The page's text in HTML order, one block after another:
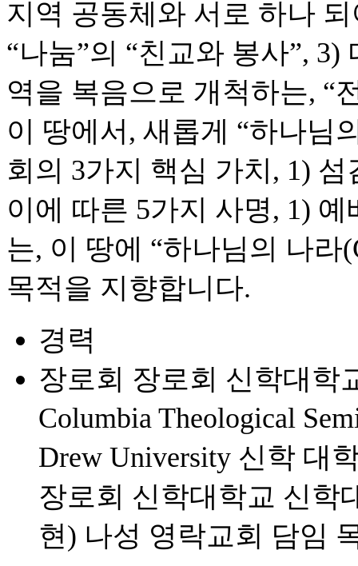
지역 공동체와 서로 하나
“나눔”의 “친교와 봉사”,
역을 복음으로 개척하는, “
이 땅에서, 새롭게 “하나님
회의 3가지 핵심 가치, 1)
이에 따른 5가지 사명, 1)
는, 이 땅에 “하나님의 나라
목적을 지향합니다.
경력
장로회 장로회 신학대학
Columbia Theological
Drew University 신학 대
장로회 신학대학교 신학
현) 나성 영락교회 담임